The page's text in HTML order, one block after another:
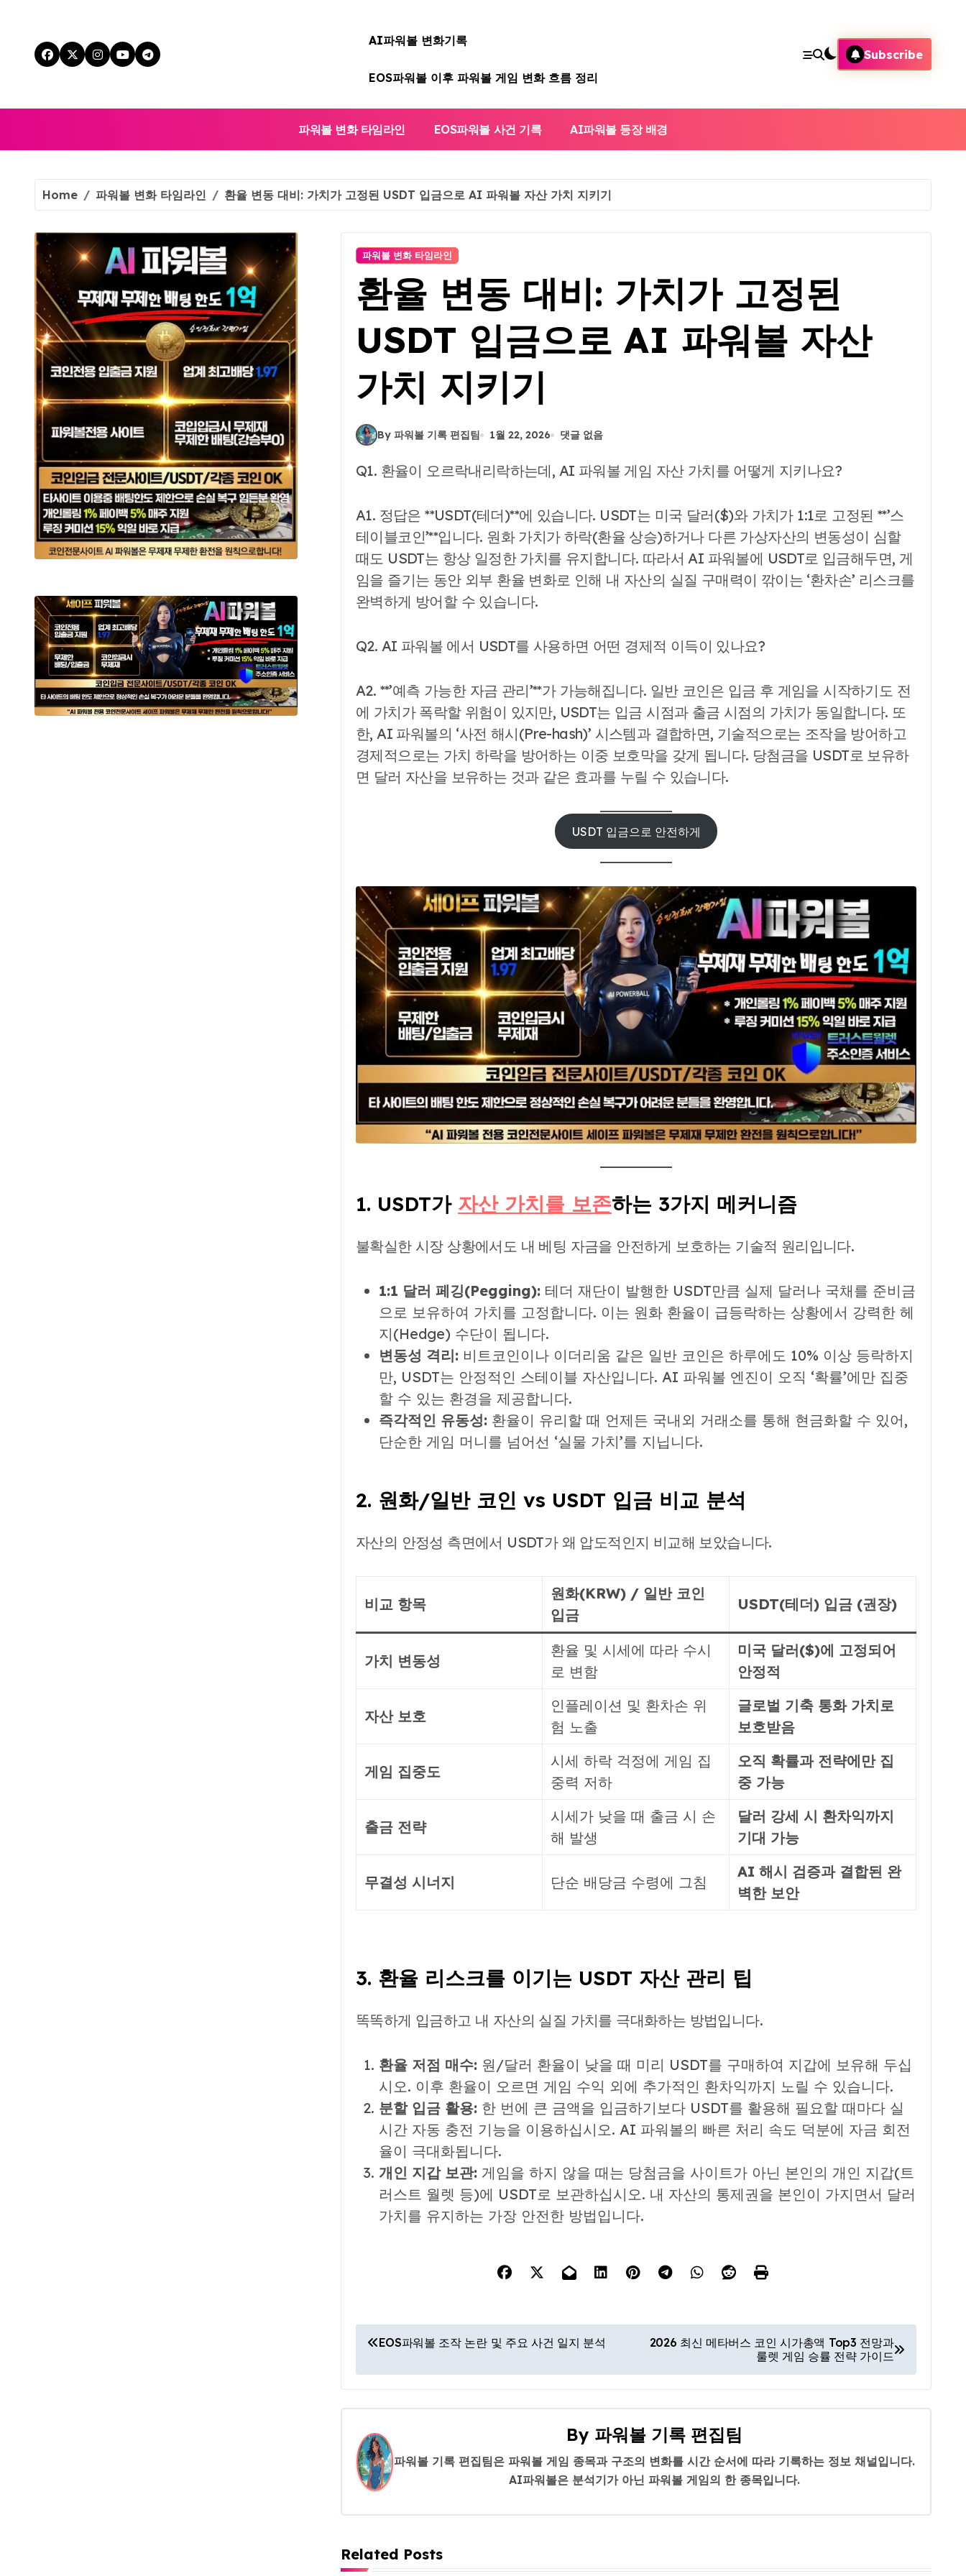
content
AI파워볼 변화기록
EOS파워볼 이후 파워볼 게임 변화 흐름 정리
Subscribe
파워볼 변화 타임라인 EOS파워볼 사건 기록 AI파워볼 등장 배경
Home 파워볼 변화 타임라인 환율 변동 대비: 가치가 고정된 USDT 입금으로 AI 파워볼 자산 가치 지키기
파워볼 변화 타임라인
환율 변동 대비: 가치가 고정된
USDT 입금으로 AI 파워볼 자산
가치 지키기
By 파워볼 기록 편집팀 1월 22, 2026 댓글 없음
Q1. 환율이 오르락내리락하는데, AI 파워볼 게임 자산 가치를 어떻게 지키나요?
A1. 정답은 **USDT(테더)**에 있습니다. USDT는 미국 달러($)와 가치가 1:1로 고정된 **’스
테이블코인’**입니다. 원화 가치가 하락(환율 상승)하거나 다른 가상자산의 변동성이 심할
때도 USDT는 항상 일정한 가치를 유지합니다. 따라서 AI 파워볼에 USDT로 입금해두면, 게
임을 즐기는 동안 외부 환율 변화로 인해 내 자산의 실질 구매력이 깎이는 ‘환차손’ 리스크를
완벽하게 방어할 수 있습니다.
Q2. AI 파워볼 에서 USDT를 사용하면 어떤 경제적 이득이 있나요?
A2. **’예측 가능한 자금 관리’**가 가능해집니다. 일반 코인은 입금 후 게임을 시작하기도 전
에 가치가 폭락할 위험이 있지만, USDT는 입금 시점과 출금 시점의 가치가 동일합니다. 또
한, AI 파워볼의 ‘사전 해시(Pre-hash)’ 시스템과 결합하면, 기술적으로는 조작을 방어하고
경제적으로는 가치 하락을 방어하는 이중 보호막을 갖게 됩니다. 당첨금을 USDT로 보유하
면 달러 자산을 보유하는 것과 같은 효과를 누릴 수 있습니다.
USDT 입금으로 안전하게
1. USDT가 자산 가치를 보존하는 3가지 메커니즘
불확실한 시장 상황에서도 내 베팅 자금을 안전하게 보호하는 기술적 원리입니다.
1:1 달러 페깅(Pegging): 테더 재단이 발행한 USDT만큼 실제 달러나 국채를 준비금
으로 보유하여 가치를 고정합니다. 이는 원화 환율이 급등락하는 상황에서 강력한 헤
지(Hedge) 수단이 됩니다.
변동성 격리: 비트코인이나 이더리움 같은 일반 코인은 하루에도 10% 이상 등락하지
만, USDT는 안정적인 스테이블 자산입니다. AI 파워볼 엔진이 오직 ‘확률’에만 집중
할 수 있는 환경을 제공합니다.
즉각적인 유동성: 환율이 유리할 때 언제든 국내외 거래소를 통해 현금화할 수 있어,
단순한 게임 머니를 넘어선 ‘실물 가치’를 지닙니다.
2. 원화/일반 코인 vs USDT 입금 비교 분석
자산의 안정성 측면에서 USDT가 왜 압도적인지 비교해 보았습니다.
비교 항목
원화(KRW) / 일반 코인
입금
USDT(테더) 입금 (권장)
가치 변동성
환율 및 시세에 따라 수시
로 변함
미국 달러($)에 고정되어
안정적
자산 보호
인플레이션 및 환차손 위
험 노출
글로벌 기축 통화 가치로
보호받음
게임 집중도
시세 하락 걱정에 게임 집
중력 저하
오직 확률과 전략에만 집
중 가능
출금 전략
시세가 낮을 때 출금 시 손
해 발생
달러 강세 시 환차익까지
기대 가능
무결성 시너지 단순 배당금 수령에 그침
AI 해시 검증과 결합된 완
벽한 보안
3. 환율 리스크를 이기는 USDT 자산 관리 팁
똑똑하게 입금하고 내 자산의 실질 가치를 극대화하는 방법입니다.
환율 저점 매수: 원/달러 환율이 낮을 때 미리 USDT를 구매하여 지갑에 보유해 두십
시오. 이후 환율이 오르면 게임 수익 외에 추가적인 환차익까지 노릴 수 있습니다.
분할 입금 활용: 한 번에 큰 금액을 입금하기보다 USDT를 활용해 필요할 때마다 실
시간 자동 충전 기능을 이용하십시오. AI 파워볼의 빠른 처리 속도 덕분에 자금 회전
율이 극대화됩니다.
개인 지갑 보관: 게임을 하지 않을 때는 당첨금을 사이트가 아닌 본인의 개인 지갑(트
러스트 월렛 등)에 USDT로 보관하십시오. 내 자산의 통제권을 본인이 가지면서 달러
가치를 유지하는 가장 안전한 방법입니다.
글
탐
색
EOS파워볼 조작 논란 및 주요 사건 일지 분석
2026 최신 메타버스 코인 시가총액 Top3 전망과
룰렛 게임 승률 전략 가이드
By 파워볼 기록 편집팀
파워볼 기록 편집팀은 파워볼 게임 종목과 구조의 변화를 시간 순서에 따라 기록하는 정보 채널입니다.
AI파워볼은 분석기가 아닌 파워볼 게임의 한 종목입니다.
Related Posts